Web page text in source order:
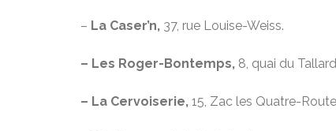
– La Caser’n, 37, rue Louise-Weiss.
– Les Roger-Bontemps, 8, quai du
– La Cervoiserie, 15, Zac les Quatre-